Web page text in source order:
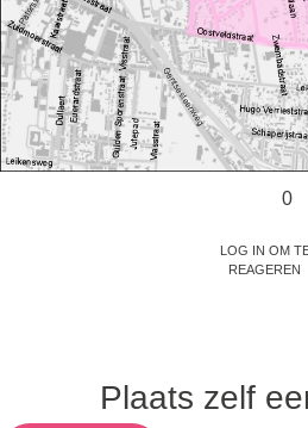
0
Log in om
reageren
Plaats zelf